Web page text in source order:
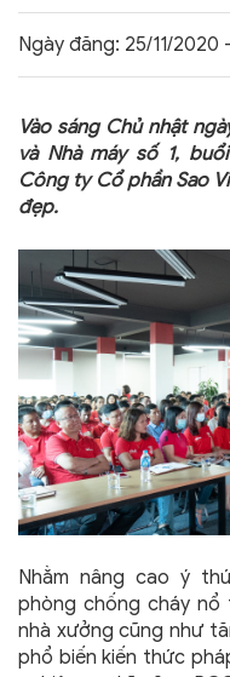
z
Ngày đăng: 25/11/2020
Vào sáng Chủ nhật
và Nhà máy số 1,
Công ty Cổ phần Sao
đẹp.
Nhằm nâng cao ý
phòng chống cháy nổ
nhà xưởng cũng như
phổ biến kiến thức